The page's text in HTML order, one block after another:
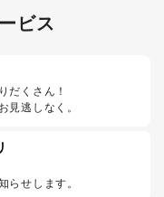
ビス
だくさん！
見逃しなく。
らせします。